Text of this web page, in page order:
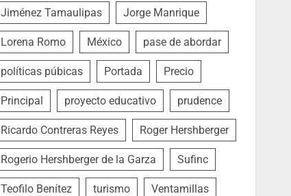
Jiménez Tamaulipas Jorge Manrique
Lorena Romo México pase de abordar
políticas púbicas Portada Precio
Principal proyecto educativo prudence
Ricardo Contreras Reyes Roger Hershberger
Rogerio Hershberger de la Garza Sufinc
Teofilo Benítez turismo Ventamillas